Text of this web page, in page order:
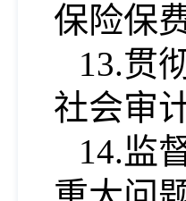
保险保
13.贯
社会审计
14.监